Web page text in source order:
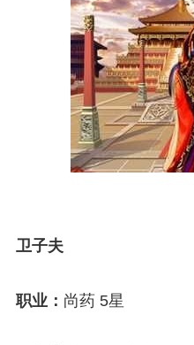
卫子夫
职业： 尚药 5星